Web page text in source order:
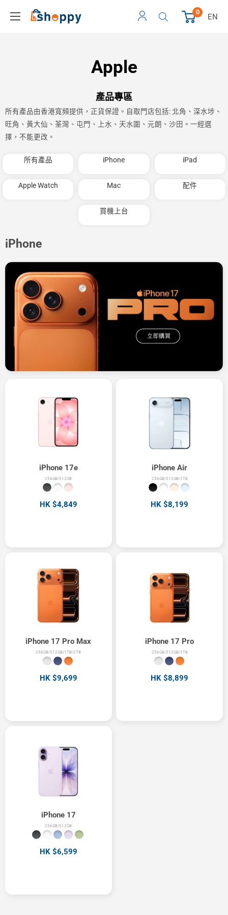
0
EN
Apple
產品專區
所有產品由香港寬頻提供，正貨保證。自取門店包括: 北角、深水埗、
旺角、黃大仙、荃灣、屯門、上水、天水圍、元朗、沙田。一經選
擇，不能更改。
所有產品 iPhone iPad
Apple Watch Mac 配件
買機上台
iPhone
iPhone 17e
256GB/512GB
HK $4,849
iPhone Air
256GB/512GB/1TB
HK $8,199
iPhone 17 Pro Max
256GB/512GB/1TB/2TB
HK $9,699
iPhone 17 Pro
256GB/512GB/1TB
HK $8,899
iPhone 17
256GB/512GB
HK $6,599